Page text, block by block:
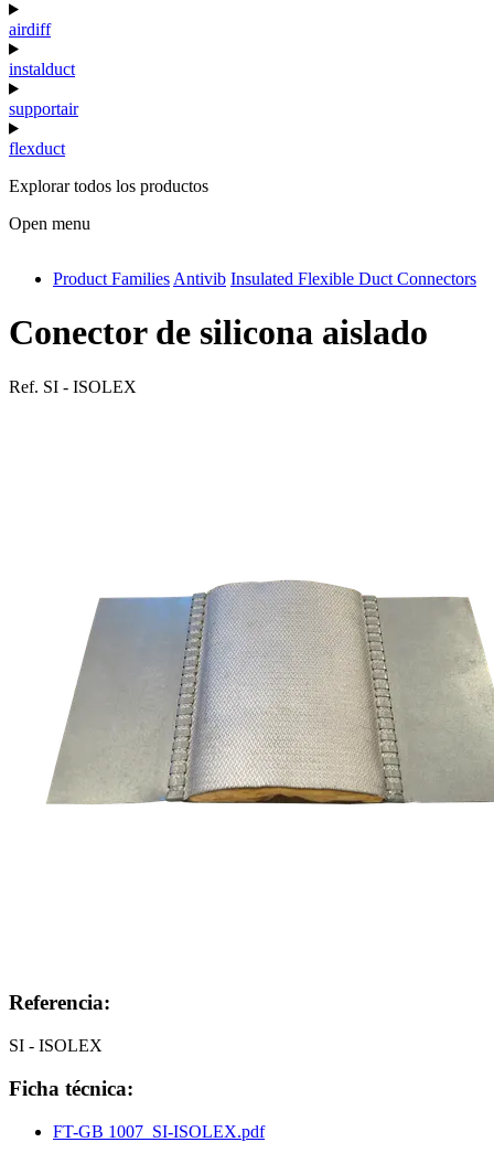
airdiff
instalduct
supportair
flexduct
Explorar todos los productos
Open menu
antivib
Product Families Antivib Insulated Flexible Duct Connectors
Conector de silicona aislado
Ref. SI - ISOLEX
Referencia:
SI - ISOLEX
Ficha técnica:
FT-GB 1007_SI-ISOLEX.pdf